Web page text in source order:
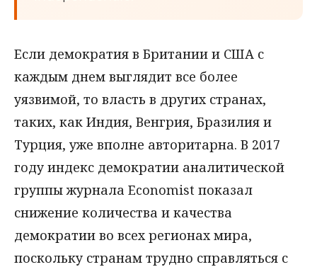
Если демократия в Британии и США с
каждым днем выглядит все более
уязвимой, то власть в других странах,
таких, как Индия, Венгрия, Бразилия и
Турция, уже вполне авторитарна. В 2017
году индекс демократии аналитической
группы журнала Economist показал
снижение количества и качества
демократии во всех регионах мира,
поскольку странам трудно справляться с